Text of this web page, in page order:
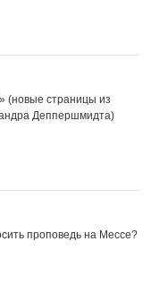
(новые страницы из
Деппершмидта)
проповедь на Мессе?